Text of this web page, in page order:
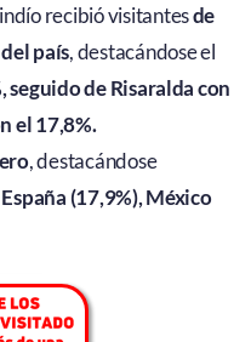
recibió visitantesde
país, destacándose el
seguido de Risaralda con
el 17,8%.
, destacándose
(17,9%), México